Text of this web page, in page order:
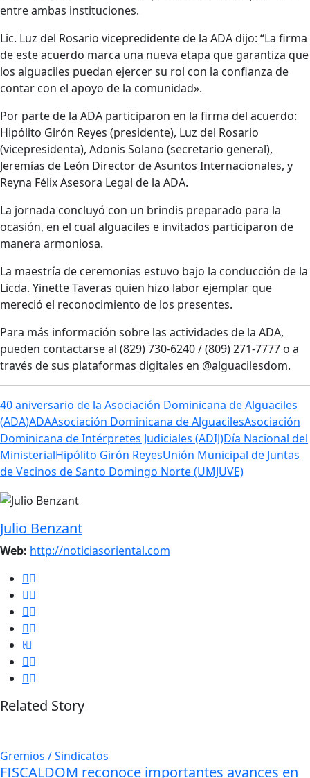
entre ambas instituciones.
Lic. Luz del Rosario vicepredidente de la ADA dijo: “La firma
de este acuerdo marca una nueva etapa que garantiza que
los alguaciles puedan ejercer su rol con la confianza de
contar con el apoyo de la comunidad».
Por parte de la ADA participaron en la firma del acuerdo:
Hipólito Girón Reyes (presidente), Luz del Rosario
(vicepresidenta), Adonis Solano (secretario general),
Jeremías de León Director de Asuntos Internacionales, y
Reyna Félix Asesora Legal de la ADA.
La jornada concluyó con un brindis preparado para la
ocasión, en el cual alguaciles e invitados participaron de
manera armoniosa.
La maestría de ceremonias estuvo bajo la conducción de la
Licda. Yinette Taveras quien hizo labor ejemplar que
mereció el reconocimiento de los presentes.
Para más información sobre las actividades de la ADA,
pueden contactarse al (829) 730-6240 / (809) 271-7777 o a
través de sus plataformas digitales en @alguacilesdom.
40 aniversario de la Asociación Dominicana de Alguaciles
(ADA)ADAAsociación Dominicana de AlguacilesAsociación
Dominicana de Intérpretes Judiciales (ADIJ)Día Nacional del
MinisterialHipólito Girón ReyesUnión Municipal de Juntas
de Vecinos de Santo Domingo Norte (UMJUVE)
Julio Benzant
Web: http://noticiasoriental.com
Related Story
Gremios / Sindicatos
FISCALDOM reconoce importantes avances en